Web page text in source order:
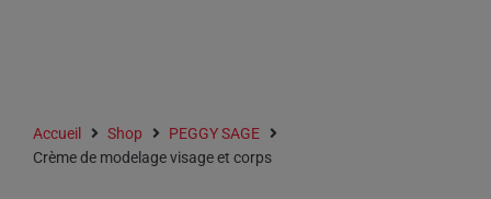
Accueil Shop
PEGGY SAGE
Crème de modelage visage et corps